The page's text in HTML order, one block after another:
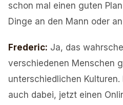
schon mal einen guten
Dinge an den Mann oder
Frederic: Ja, das
verschiedenen Menschen
unterschiedlichen
auch dabei, jetzt einen